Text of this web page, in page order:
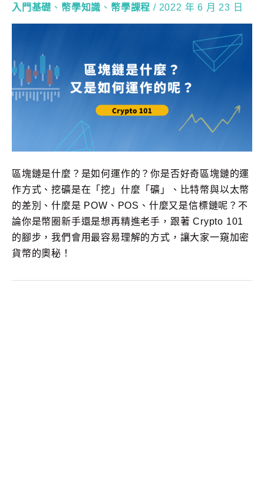
入門基礎 、 幣學知識 、 幣學課程 / 2022 年 6 月 23 日
區塊鏈是什麼？是如何運作的？你是否好奇區塊鏈的運
作方式、挖礦是在「挖」什麼「礦」、比特幣與以太幣
的差別、什麼是 POW、POS、什麼又是信標鏈呢？不
論你是幣圈新手還是想再精進老手，跟著 Crypto 101
的腳步，我們會用最容易理解的方式，讓大家一窺加密
貨幣的奧秘！